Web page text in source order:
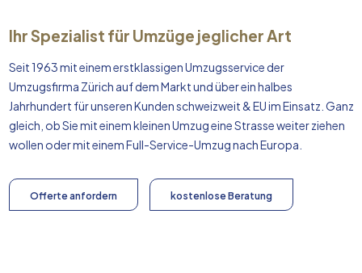
Ihr Spezialist für Umzüge jeglicher Art
Seit 1963 mit einem erstklassigen Umzugsservice der
Umzugsfirma Zürich auf dem Markt und über ein halbes
Jahrhundert für unseren Kunden schweizweit & EU im Einsatz. Ganz
gleich, ob Sie mit einem kleinen Umzug eine Strasse weiter ziehen
wollen oder mit einem Full-Service-Umzug nachEuropa
Offerte anfordern kostenlose Beratung